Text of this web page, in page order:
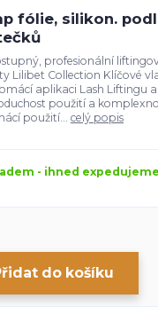
fólie, silikon.
profesionální
Lilibet Collection Klíčové
aplikaci Lash Liftingu
použití a
použití... celý popis
- ihned expedujeme
do košíku